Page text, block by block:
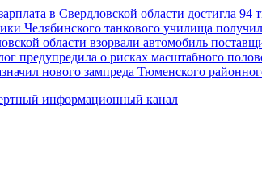
в Свердловской области достигла 94
Челябинского танкового училища
области взорвали автомобиль
предупредила о рисках масштабного
нового зампреда Тюменского
информационный канал